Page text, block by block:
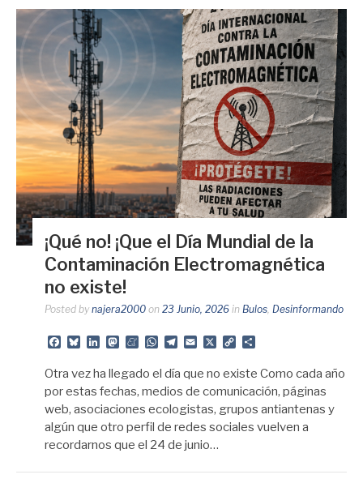
¡Qué no! ¡Que el Día Mundial de la
Contaminación Electromagnética
no existe!
Posted by najera2000 on 23 Junio, 2026 in Bulos Desinformando
Facebook
BlueskyLinkedIn
Mastodon
Meneame
WhatsApp
Telegram
Email
X
Copy
Otra vez ha llegado el día que no existe Como cada año
por estas fechas, medios de comunicación, páginas
web, asociaciones ecologistas, grupos antiantenas y
algún que otro perfil de redes sociales vuelven a
recordarnos que el 24 de junio…